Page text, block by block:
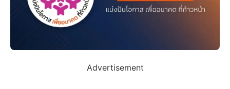
Advertisement